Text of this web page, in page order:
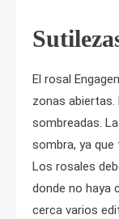
El rosal
zonas abiertas.
sombreadas.
sombra, ya
Los rosales
donde no haya
cerca varios